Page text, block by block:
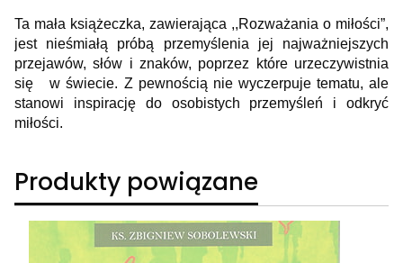
Ta mała książeczka, zawierająca ,,Rozważania o miłości”,
jest nieśmiałą próbą przemyślenia jej najważniejszych
przejawów, słów i znaków, poprzez które urzeczywistnia
się
w świecie. Z pewnością nie wyczerpuje tematu, ale
stanowi inspirację do osobistych przemyśleń i odkryć
miłości.
Produkty powiązane